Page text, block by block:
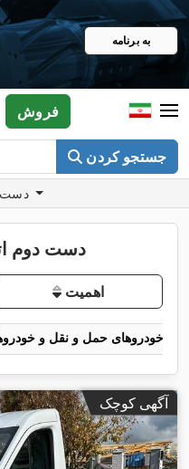
به برنامه
جستجو کردن
فروش
/ ... / دست دوم اتوترانزپورتر تا ۷.۵ تن
دست دوم
اهمیت
آگهی کوچک